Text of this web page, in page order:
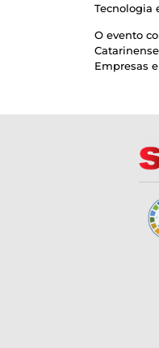
Tecnologia
O evento
Empresas